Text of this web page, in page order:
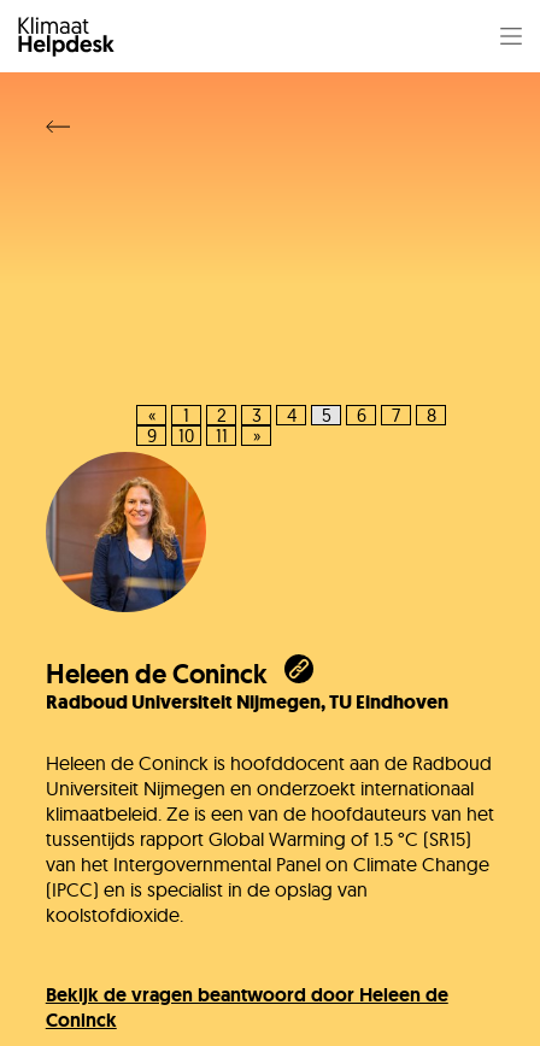
« 1 2 3 4 5 6 7
8
9
10 11 »
Heleen de Coninck
Radboud Universiteit Nijmegen, TU Eindhoven
Heleen de Coninck is hoofddocent aan de Radboud
Universiteit Nijmegen en onderzoekt internationaal
klimaatbeleid. Ze is een van de hoofdauteurs van het
tussentijds rapport Global Warming of 1.5 °C (SR15)
van het Intergovernmental Panel on Climate Change
(IPCC) en is specialist in de opslag van
koolstofdioxide.
Bekijk de vragen beantwoord door Heleen de
Coninck